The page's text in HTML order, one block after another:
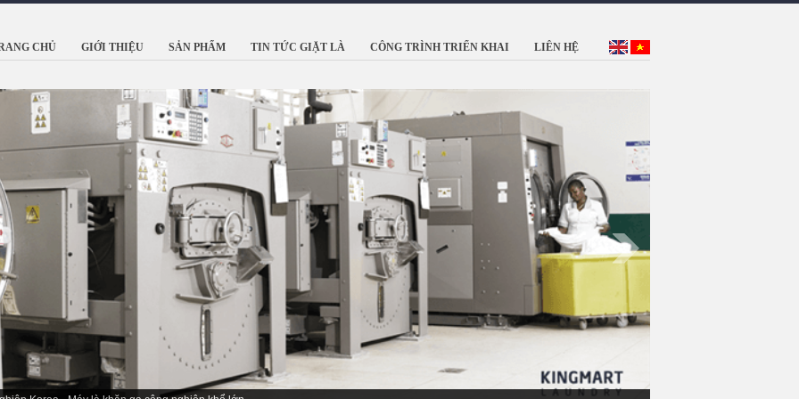
CHỦ GIỚI THIỆU SẢN PHẨM TIN TỨC GIẶT LÀ CÔNG TRÌNH TRIỂN KHAI LIÊN HỆ